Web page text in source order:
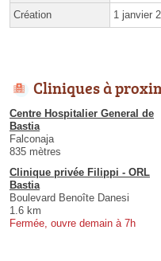
Création 1 janvier
Cliniques à
Centre Hospitalier General de
Bastia
Falconaja
835 mètres
Clinique privée Filippi - ORL
Bastia
Boulevard Benoîte Danesi
1.6 km
Fermée, ouvre demain à 7h